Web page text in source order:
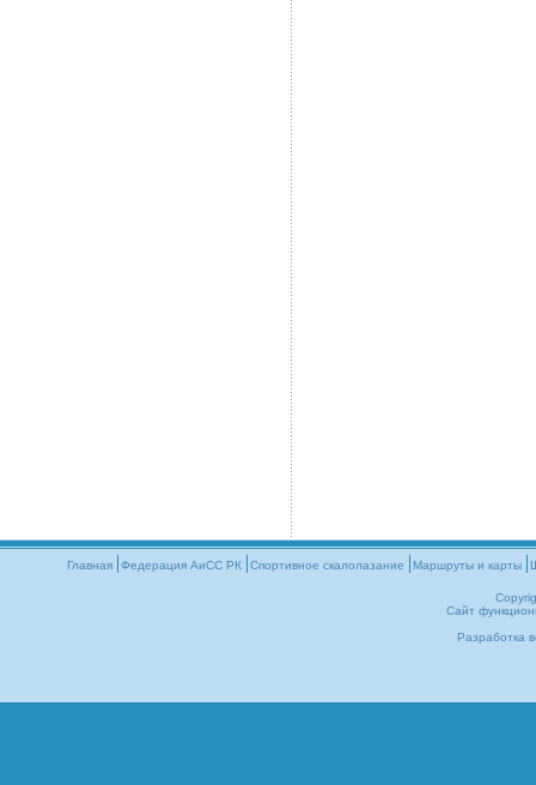
Главная Федерация АиСС РК Cпортивное скалолазание Маршруты и карты
Сайт
Разработка